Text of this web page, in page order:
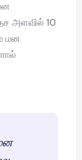
அளவில் 10
மன